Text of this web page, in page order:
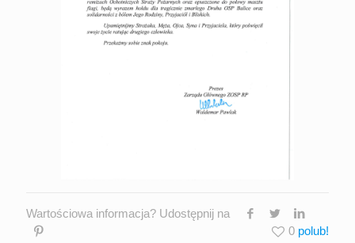
Wartościowa informacja? Udostępnij na
0